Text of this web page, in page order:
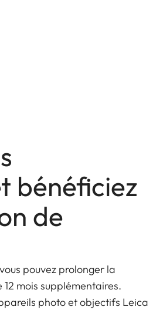
bénéficiez
de
pouvez prolonger la
mois supplémentaires.
photo et objectifs Leica